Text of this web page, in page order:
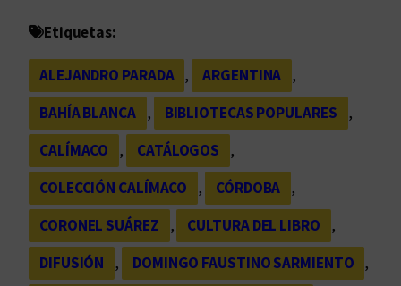
Etiquetas:
ALEJANDRO PARADA , ARGENTINA
,
BAHÍA BLANCA
, BIBLIOTECAS POPULARES
,
CALÍMACO
, CATÁLOGOS
,
COLECCIÓN CALÍMACO
, CÓRDOBA
,
CORONEL SUÁREZ
, CULTURA DEL LIBRO
,
DIFUSIÓN
, DOMINGO FAUSTINO SARMIENTO
,